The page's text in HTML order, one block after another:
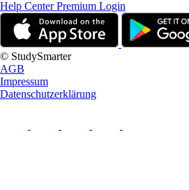
Help CenterPremium Login
© StudySmarter
AGB
Impressum
Datenschutzerklärung